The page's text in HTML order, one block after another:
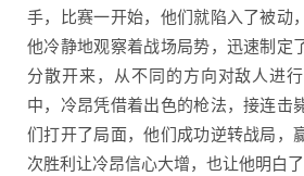
手，比赛一开始，他们就陷入了被动
他冷静地观察着战场局势，迅速制定
分散开来，从不同的方向对敌人进
中，冷昂凭借着出色的枪法，接连击
们打开了局面，他们成功逆转战局，
次胜利让冷昂信心大增，也让他明白